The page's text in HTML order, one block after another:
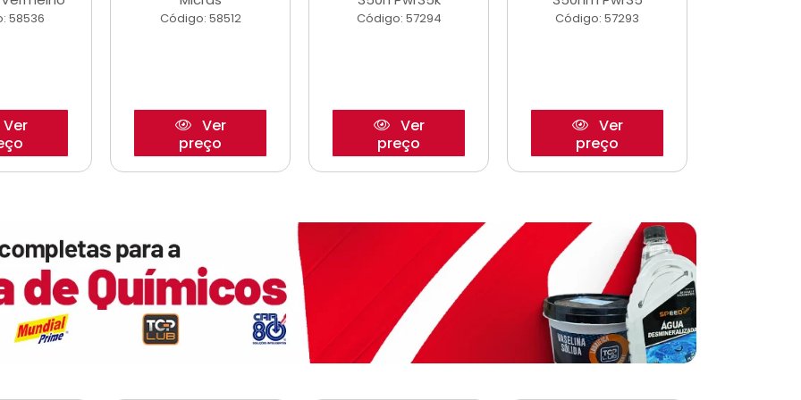
58536
Ver
Código: 58512
Ver
preço
Código: 57294
Ver
preço
Código: 57293
Ver
preço